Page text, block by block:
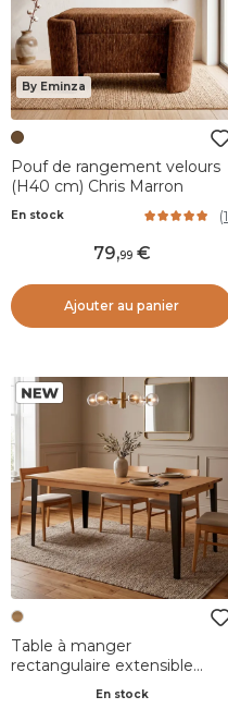
By Eminza
Pouf de rangement velours
(H40 cm) Chris Marron
En stock (1
79,99
Ajouter au panier
Table à manger
rectangulaire extensible
chêne massif et métal (200
cm) Bristol Naturel
En stock